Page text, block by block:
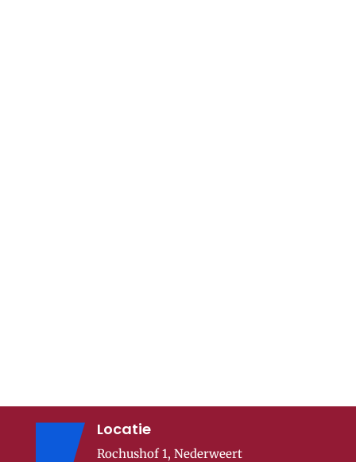
Locatie
Rochushof 1, Nederweert